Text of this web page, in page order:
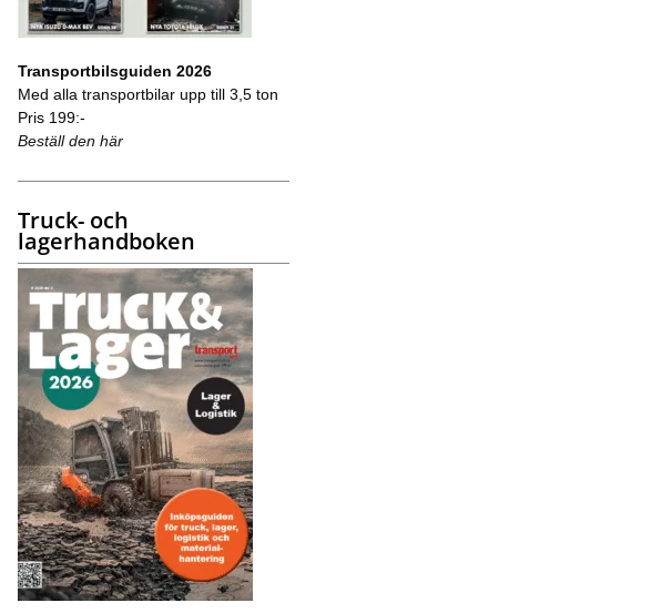
Transportbilsguiden 2026
Med alla transportbilar upp till 3,5 ton
Pris 199:-
Beställ den här
Truck- och
lagerhandboken